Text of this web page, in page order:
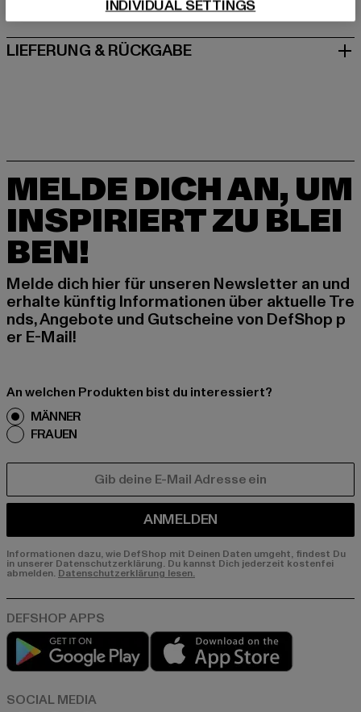
PFLEGEHINWEISE
LIEFERUNG & RÜCKGABE
MELDE DICH AN, UM
INSPIRIERT ZU BLEI
BEN!
Melde dich hier für unseren Newsletter an und
erhalte künftig Informationen über aktuelle Tre
nds, Angebote und Gutscheine von DefShop p
er E-Mail!
An welchen Produkten bist du interessiert?
MÄNNER
FRAUEN
ANMELDEN
Informationen dazu, wie DefShop mit Deinen Daten umgeht, findest Du
in unserer Datenschutzerklärung. Du kannst Dich jederzeit kostenfei
abmelden. Datenschutzerklärung lesen.
Play market
INDIVIDUAL SETTINGS